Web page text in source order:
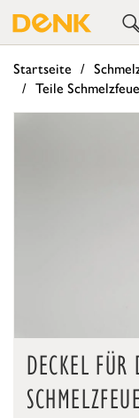
Startseite
Teile
DECKEL FÜR